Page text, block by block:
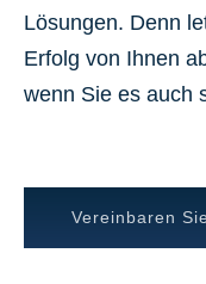
Lösungen. Denn
Erfolg von Ihnen
wenn Sie es auch
Vereinbaren